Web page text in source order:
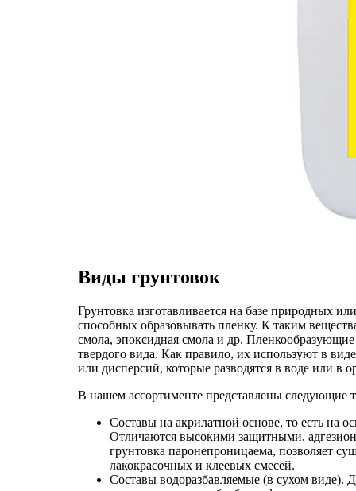
Виды грунтовок
Грунтовка изготавливается на базе природных
способных образовывать пленку. К таким
смола, эпоксидная смола и др.
твердого вида. Как правило, их используют в
или дисперсий, которые разводятся в воде или в
В нашем ассортименте представлены следующие
Составы на акрилатной основе, то есть на
Отличаются высокими защитными,
грунтовка паронепроницаема, позволяет
лакокрасочных и клеевых смесей.
Составы водоразбавляемые (в сухом виде).